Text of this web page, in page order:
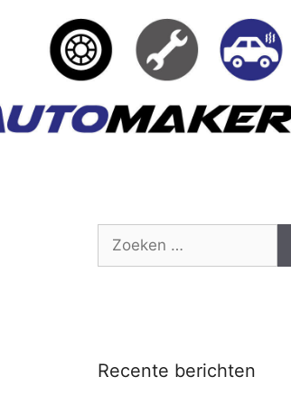
Zoek
Recente berichten